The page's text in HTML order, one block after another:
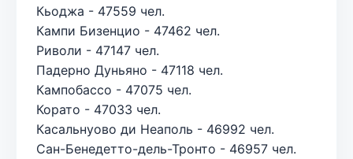
Кьоджа - 47559 чел.
Кампи Бизенцио - 47462 чел.
Риволи - 47147 чел.
Падерно Дуньяно - 47118 чел.
Кампобассо - 47075 чел.
Корато - 47033 чел.
Касальнуово ди Неаполь - 46992 чел.
Сан-Бенедетто-дель-Тронто - 46957 чел.